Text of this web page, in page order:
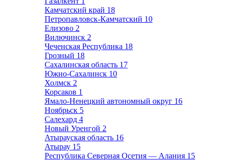
Камчатский край 18
Петропавловск-Камчатский 10
Елизово 2
Вилючинск 2
Чеченская Республика 18
Грозный 18
Сахалинская область 17
Южно-Сахалинск 10
Холмск 2
Корсаков 1
Ямало-Ненецкий автономный округ 16
Ноябрьск 5
Салехард 4
Новый Уренгой 2
Атырауская область 16
Атырау 15
Республика Северная Осетия — Алания 15